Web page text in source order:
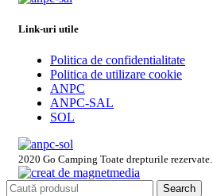
Link-uri utile
Politica de confidentialitate
Politica de utilizare cookie
ANPC
ANPC-SAL
SOL
2020 Go Camping Toate drepturile rezervate.
Search